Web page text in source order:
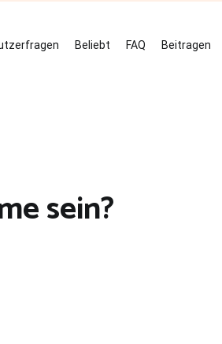
Beliebt FAQ Beitragen
sein?